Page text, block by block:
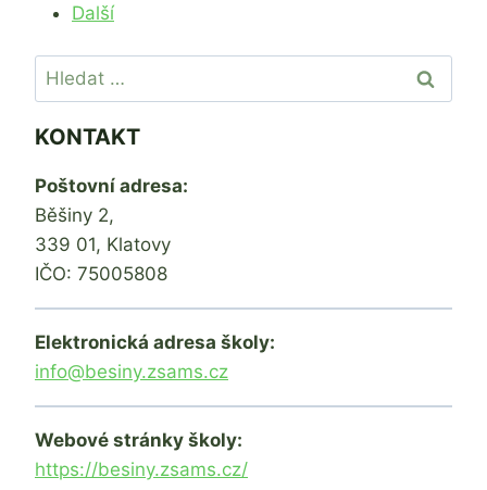
Další
Vyhledávání
KONTAKT
Poštovní adresa:
Běšiny 2,
339 01, Klatovy
IČO: 75005808
Elektronická adresa školy:
info@besiny.zsams.cz
Webové stránky školy:
https://besiny.zsams.cz/